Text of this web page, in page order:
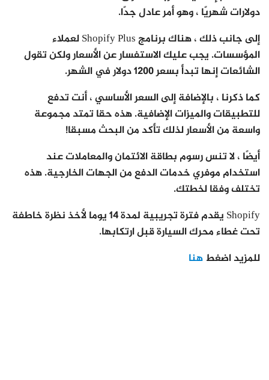
دولارات شهريًا ، وهو أمر عادل جدًا.
إلى جانب ذلك ، هناك برنامج Shopify Plus لعملاء
المؤسسات. يجب عليك الاستفسار عن الأسعار ولكن تقول
الشائعات إنها تبدأ بسعر 1200 دولار في الشهر.
كما ذكرنا ، بالإضافة إلى السعر الأساسي ، أنت تدفع
للتطبيقات والميزات الإضافية. هذه حقا تمتد مجموعة
واسعة من الأسعار لذلك تأكد من البحث مسبقا!
أيضًا ، لا تنس رسوم بطاقة الائتمان والمعاملات عند
استخدام موفري خدمات الدفع من الجهات الخارجية. هذه
تختلف وفقا لخطتك.
Shopify يقدم فترة تجريبية لمدة 14 يوما لأخذ نظرة خاطفة
تحت غطاء محرك السيارة قبل ارتكابها.
للمزيد اضغط هنا